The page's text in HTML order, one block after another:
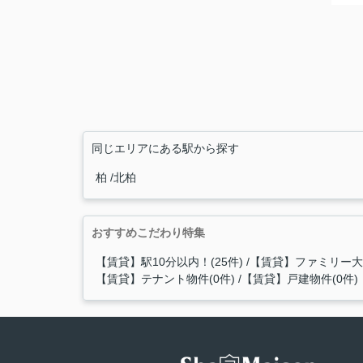
同じエリアにある駅から探す
柏 北柏
おすすめこだわり特集
【賃貸】駅10分以内！(25件) 【賃貸】ファミリー
【賃貸】テナント物件(0件)
【賃貸】戸建物件(0件)